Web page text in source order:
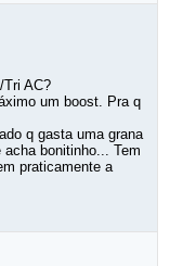
AC?
um boost. Pra q
q gasta uma grana
bonitinho... Tem
praticamente a